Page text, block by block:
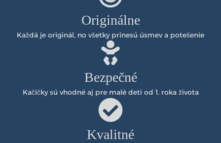
Originálne
Každá je originál, no všetky prinesú úsmev a potešenie
Bezpečné
Kačičky sú vhodné aj pre malé deti od 1. roka života
Kvalitné